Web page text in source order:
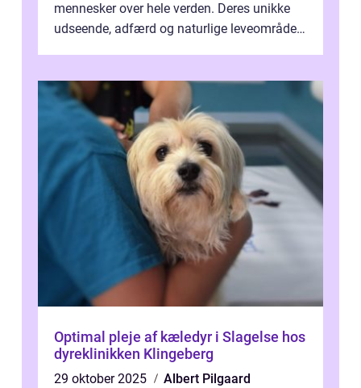
mennesker over hele verden. Deres unikke
udseende, adfærd og naturlige leveområder
Optimal pleje af kæledyr i Slagelse hos
dyreklinikken Klingeberg
29 oktober 2025
Albert Pilgaard